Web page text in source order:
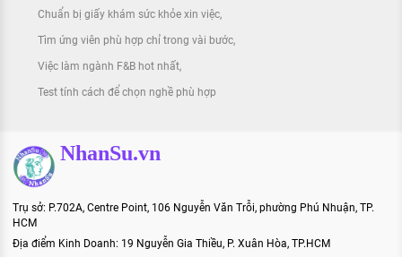
Chuẩn bị giấy khám sức khỏe xin việc
Tìm ứng viên phù hợp chỉ trong vài bước
Việc làm ngành F&B hot nhất
Test tính cách để chọn nghề phù hợp
NhanSu.vn
Trụ sở: P.702A, Centre Point, 106 Nguyễn Văn Trỗi, phường Phú Nhuận, TP.
HCM
Địa điểm Kinh Doanh: 19 Nguyễn Gia Thiều, P. Xuân Hòa, TP.HCM